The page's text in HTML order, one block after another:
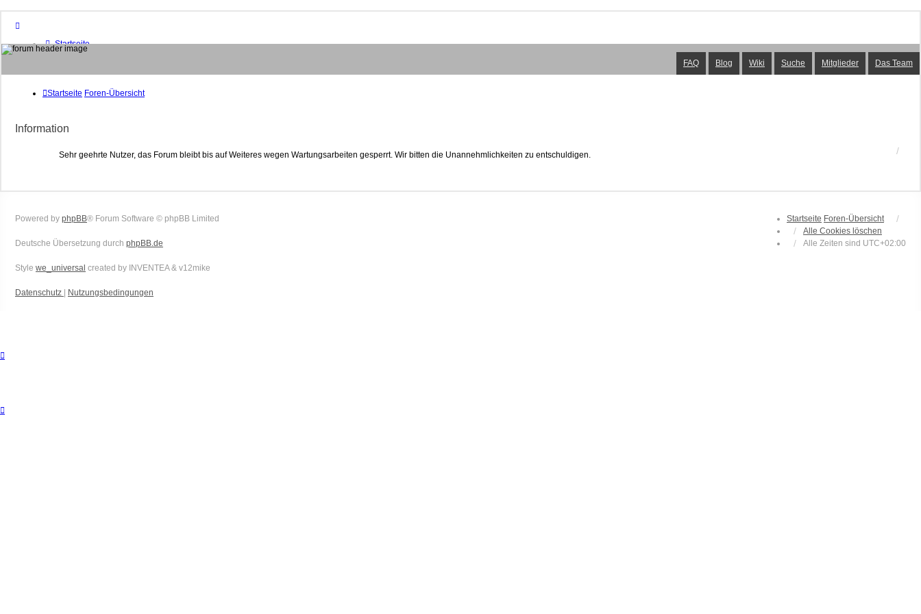
Startseite
Foren-Übersicht
Suche
Unbeantwortete Themen
Aktive Themen
Das Team
Anmelden
FAQ Blog Wiki Suche Mitglieder Das Team
Startseite Foren-Übersicht
Information
Sehr geehrte Nutzer, das Forum bleibt bis auf Weiteres wegen Wartungsarbeiten gesperrt. Wir bitten die Unannehmlichkeiten zu entschuldigen.
Startseite Foren-Übersicht
Alle Cookies löschen
Alle Zeiten sind UTC+02:00
Powered by phpBB® Forum Software © phpBB Limited
Deutsche Übersetzung durch phpBB.de
Style we_universal created by INVENTEA & v12mike
Datenschutz | Nutzungsbedingungen